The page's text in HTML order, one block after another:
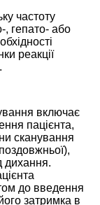
частоту
, гепато- або
реакції
включає
пацієнта,
сканування
дихання.
до введення
затримка в